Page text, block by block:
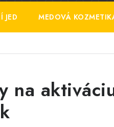
KOŠÍK
JED MEDOVÁ
na